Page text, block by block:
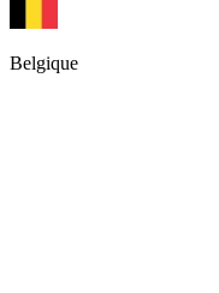
Belgique